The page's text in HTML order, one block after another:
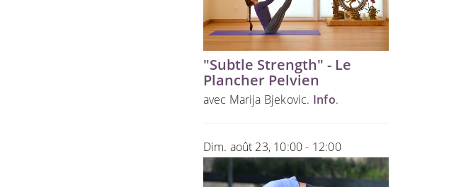
"Subtle Strength" - Le
Plancher Pelvien
avec Marija Bjekovic. Info.
Dim. août 23, 10:00 - 12:00